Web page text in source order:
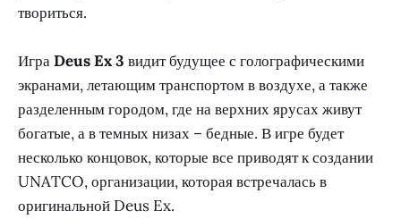
твориться.
ИграDeus Ex 3 видит будущее с голографическими
экранами, летающим транспортом в воздухе, а также
разделенным городом, где на верхних ярусах живут
богатые, а в темных низах – бедные. В игре будет
несколько концовок, которые все приводят к создании
UNATCO, организации, которая встречалась в
оригинальной Deus Ex.